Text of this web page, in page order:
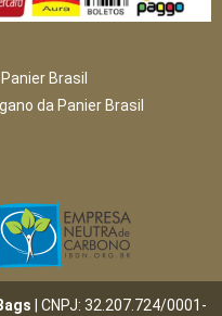
Brasil
da Panier Brasil
| CNPJ: 32.207.724/0001-